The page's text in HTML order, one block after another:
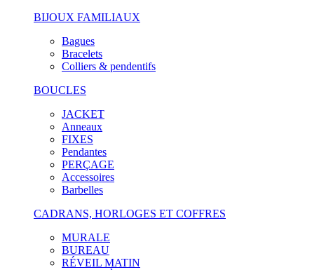
BIJOUX FAMILIAUX
Bagues
Bracelets
Colliers & pendentifs
BOUCLES
JACKET
Anneaux
FIXES
Pendantes
PERÇAGE
Accessoires
Barbelles
CADRANS, HORLOGES ET COFFRES
MURALE
BUREAU
RÉVEIL MATIN